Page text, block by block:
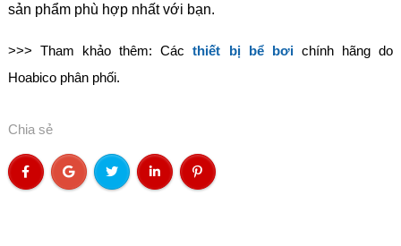
sản phẩm phù hợp nhất với bạn.
>>> Tham khảo thêm: Cácthiết bị bể bơichính hãng do
Hoabico phân phối.
Chia sẻ